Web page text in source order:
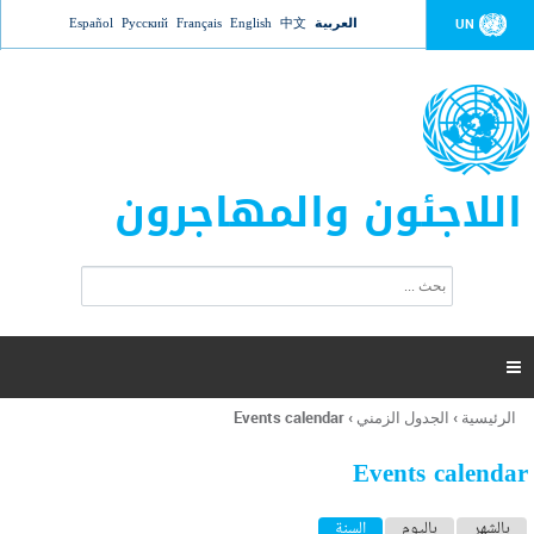
Jump to navigation UN العربية 中文
English
Français
Русский
Español
اللاجئون والمهاجرون
ت
ر
ل
ح
ب

أنت
هنا
الرئيسية › الجدول الزمني ›
Events calendar
Events calendar